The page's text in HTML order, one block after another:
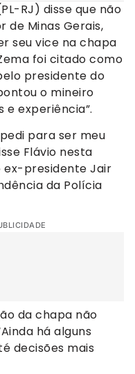
RJ) disse que não
de Minas Gerais,
seu vice na chapa
foi citado como
presidente do
o mineiro
experiência”.
para ser meu
Flávio nesta
ex-presidente Jair
da Polícia
da chapa não
há alguns
decisões mais